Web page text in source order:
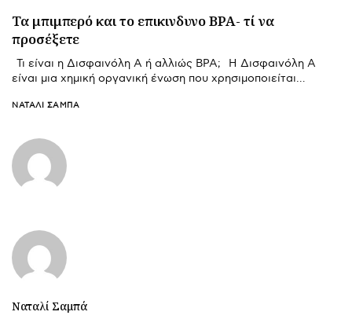
Τα μπιμπερό και το επικινδυνο BPA- τί να
προσέξετε
Τι είναι η Δισφαινόλη Α ή αλλιώς BPA; Η Δισφαινόλη Α
είναι μια χημική οργανική ένωση που χρησιμοποιείται…
ΝΑΤΑΛΊ ΣΑΜΠΆ
Ναταλί Σαμπά